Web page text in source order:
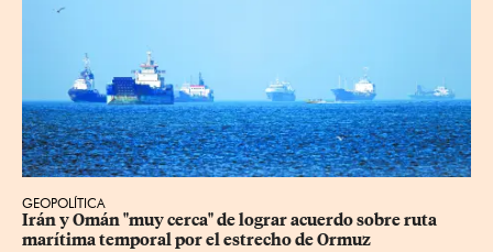
GEOPOLÍTICA
Irán y Omán "muy cerca" de lograr acuerdo sobre ruta
marítima temporal por el estrecho de Ormuz